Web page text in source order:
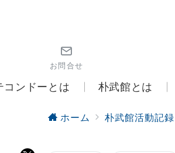
お問合せ
コンドーとは 朴武館とは
ホーム 朴武館活動記録